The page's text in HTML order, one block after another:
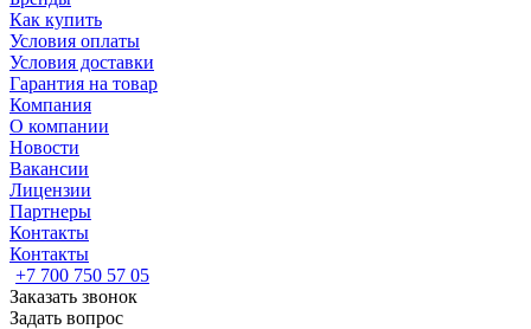
Как купить
Условия оплаты
Условия доставки
Гарантия на товар
Компания
О компании
Новости
Вакансии
Лицензии
Партнеры
Контакты
Контакты
+7 700 750 57 05
Заказать звонок
Задать вопрос